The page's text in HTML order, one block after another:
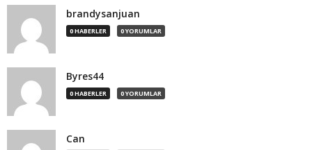
brandysanjuan
0 HABERLER 0 YORUMLAR
Byres44
0 HABERLER 0 YORUMLAR
Can